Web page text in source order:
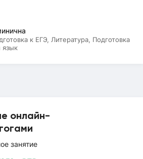
онлайн-
занятие
к ЕГЭ, Литература, Подготовка
язык